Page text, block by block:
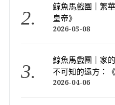
鯨魚馬戲團｜繁
皇帝》
2026-05-08
鯨魚馬戲團｜家
不可知的遠方：
2026-04-06